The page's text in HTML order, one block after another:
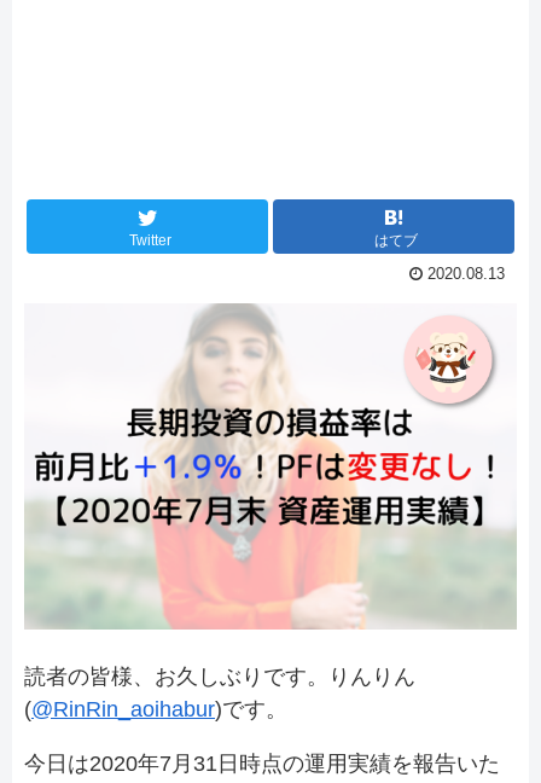
Twitter はてブ
2020.08.13
読者の皆様、お久しぶりです。りんりん
(@RinRin_aoihabur)です。
今日は2020年7月31日時点の運用実績を報告いた